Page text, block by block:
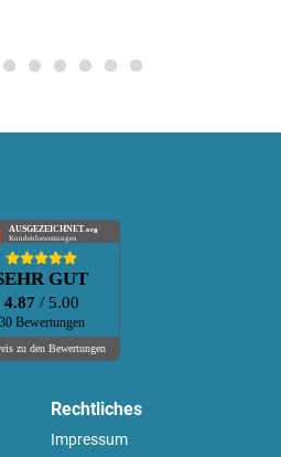
AUSGEZEICHNET.org
Kundenbewertungen
GUT
4.87 / 5.00
30 Bewertungen
zu den Bewertungen
Rechtliches
Impressum